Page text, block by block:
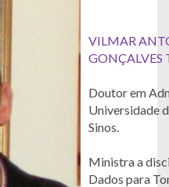
VILMAR
GONÇALVES
Doutor em
Universidade
Sinos.
Ministra a
Dados para